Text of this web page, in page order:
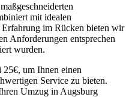
mit idealen
im Rücken bieten wir
Anforderungen entsprechen
wurden.
25€, um Ihnen einen
Service zu bieten.
Umzug in Augsburg